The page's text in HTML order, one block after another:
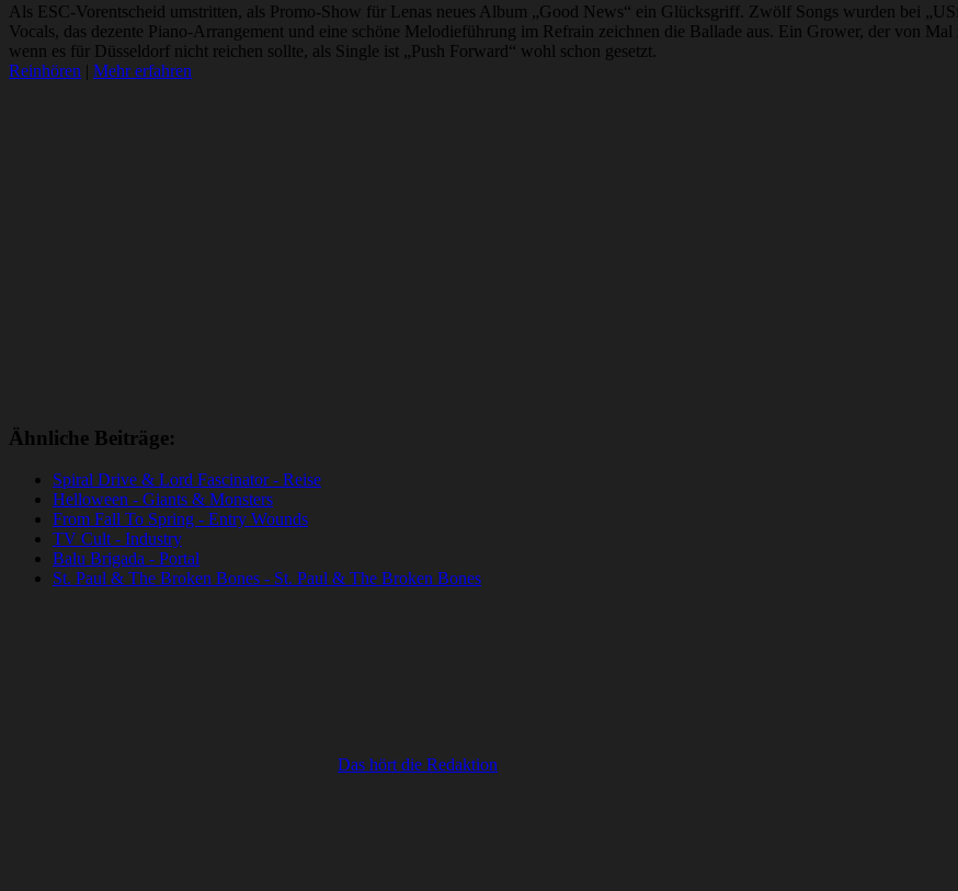
Als ESC-Vorentscheid umstritten, als Promo-Show für Lenas neues Album „Good News“ ein Glücksgriff. Zwölf Songs wurden bei
Vocals, das dezente Piano-Arrangement und eine schöne Melodieführung im Refrain zeichnen die Ballade aus. Ein Grower, der von
wenn es für Düsseldorf nicht reichen sollte, als Single ist „Push Forward“ wohl schon gesetzt.
Reinhören | Mehr erfahren
Ähnliche Beiträge:
Spiral Drive & Lord Fascinator - Reise
Helloween - Giants & Monsters
From Fall To Spring - Entry Wounds
TV Cult - Industry
Balu Brigada - Portal
St. Paul & The Broken Bones - St. Paul & The Broken Bones
Das hört die Redaktion